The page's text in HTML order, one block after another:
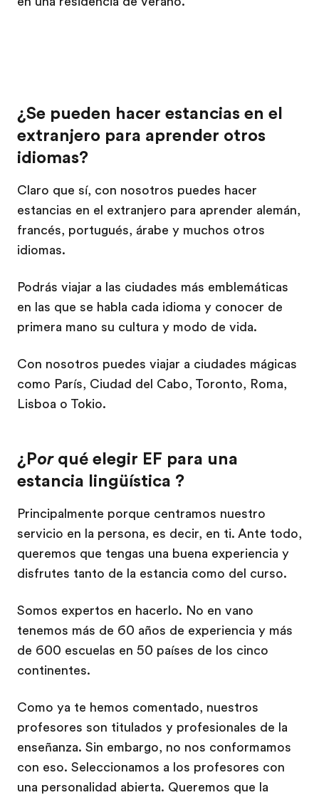
¿Se pueden hacer estancias en el
extranjero para aprender otros
idiomas?
Claro que sí, con nosotros puedes hacer
estancias en el extranjero para aprender alemán,
francés, portugués, árabe y muchos otros
idiomas.
Podrás viajar a las ciudades más emblemáticas
en las que se habla cada idioma y conocer de
primera mano su cultura y modo de vida.
Con nosotros puedes viajar a ciudades mágicas
como París, Ciudad del Cabo, Toronto, Roma,
Lisboa o Tokio.
¿Por qué elegir EF para una
estancia lingüística ?
Principalmente porque centramos nuestro
servicio en la persona, es decir, en ti. Ante todo,
queremos que tengas una buena experiencia y
disfrutes tanto de la estancia como del curso.
Somos expertos en hacerlo. No en vano
tenemos más de 60 años de experiencia y más
de 600 escuelas en 50 países de los cinco
continentes.
Como ya te hemos comentado, nuestros
profesores son titulados y profesionales de la
enseñanza. Sin embargo, no nos conformamos
con eso. Seleccionamos a los profesores con
una personalidad abierta. Queremos que la